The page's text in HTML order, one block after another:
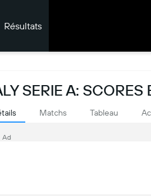
Résultats
SERIE A: SCORES
Matchs Tableau
Ad